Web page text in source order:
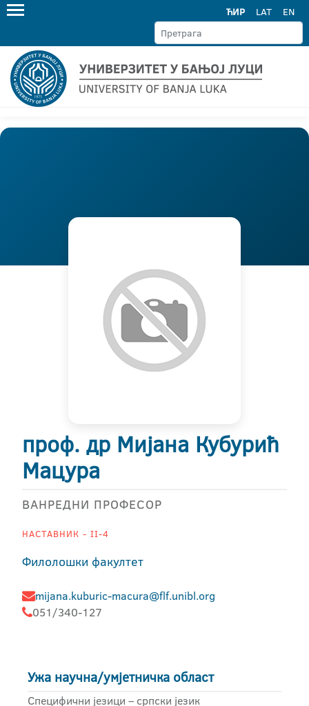
ЋИР LAT EN
проф. др Мијана Кубурић
Мацура
ВАНРЕДНИ ПРОФЕСОР
НАСТАВНИК - II-4
Филолошки факултет
mijana.kuburic-macura@flf.unibl.org
051/340-127
Ужа научна/умјетничка област
Специфични језици – српски језик